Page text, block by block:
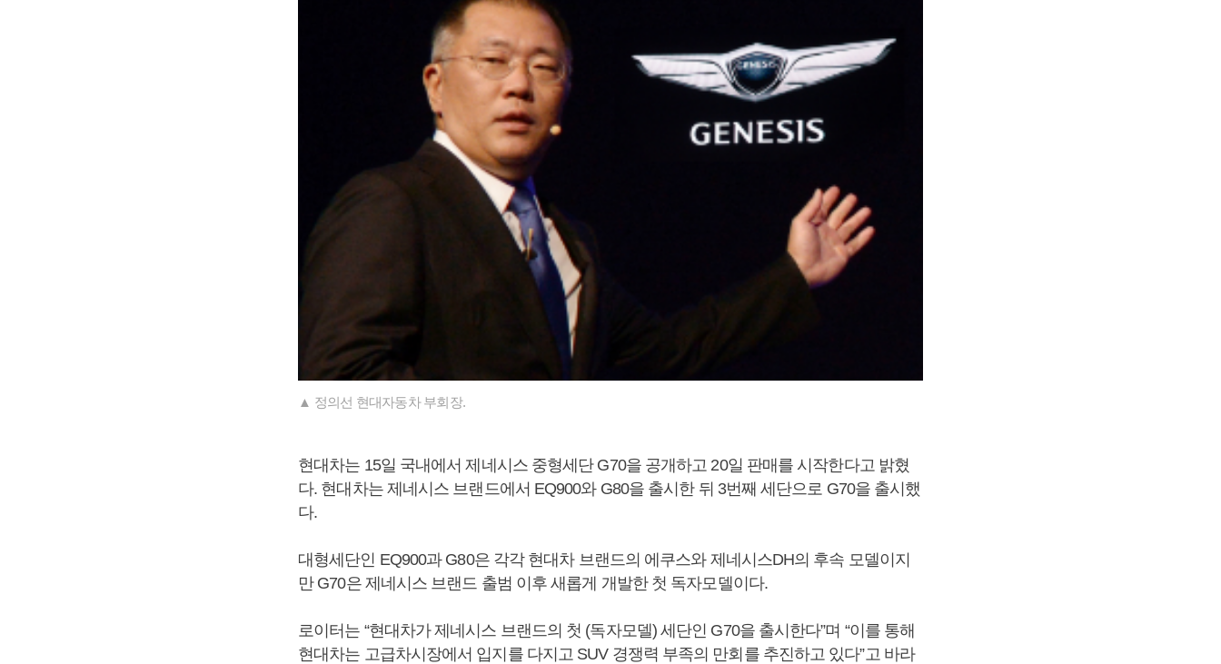
▲ 정의선 현대자동차 부회장.
현대차는 15일 국내에서 제네시스 중형세단 G70을 공개하고 20일 판매를 시작한다고 밝혔
다. 현대차는 제네시스 브랜드에서 EQ900와 G80을 출시한 뒤 3번째 세단으로 G70을 출시했
다.
대형세단인 EQ900과 G80은 각각 현대차 브랜드의 에쿠스와 제네시스DH의 후속 모델이지
만 G70은 제네시스 브랜드 출범 이후 새롭게 개발한 첫 독자모델이다.
로이터는 “현대차가 제네시스 브랜드의 첫 (독자모델) 세단인 G70을 출시한다”며 “이를 통해
현대차는 고급차시장에서 입지를 다지고 SUV 경쟁력 부족의 만회를 추진하고 있다”고 바라